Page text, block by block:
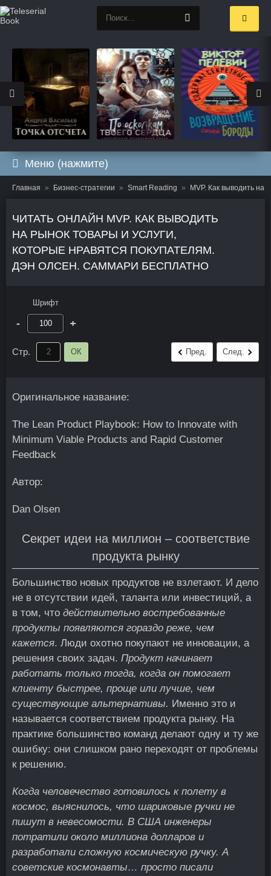
Меню (нажмите)
Главная Бизнес-стратегии Smart Reading MVP. Как выводить на
ЧИТАТЬ ОНЛАЙН MVP. КАК ВЫВОДИТЬ
НА РЫНОК ТОВАРЫ И УСЛУГИ,
КОТОРЫЕ НРАВЯТСЯ ПОКУПАТЕЛЯМ.
ДЭН ОЛСЕН. САММАРИ БЕСПЛАТНО
Шрифт
- +
Стр. ОК Пред. След.
Оригинальное название:
The Lean Product Playbook: How to Innovate with
Minimum Viable Products and Rapid Customer
Feedback
Автор:
Dan Olsen
Секрет идеи на миллион – соответствие
продукта рынку
Большинство новых продуктов не взлетают. И дело
не в отсутствии идей, таланта или инвестиций, а
в том, что действительно востребованные
продукты появляются гораздо реже, чем
кажется. Люди охотно покупают не инновации, а
решения своих задач. Продукт начинает
работать только тогда, когда он помогает
клиенту быстрее, проще или лучше, чем
существующие альтернативы. Именно это и
называется соответствием продукта рынку. На
практике большинство команд делают одну и ту же
ошибку: они слишком рано переходят от проблемы
к решению.
Когда человечество готовилось к полету в
космос, выяснилось, что шариковые ручки не
пишут в невесомости. В США инженеры
потратили около миллиона долларов и
разработали сложную космическую ручку. А
советские космонавты… просто писали